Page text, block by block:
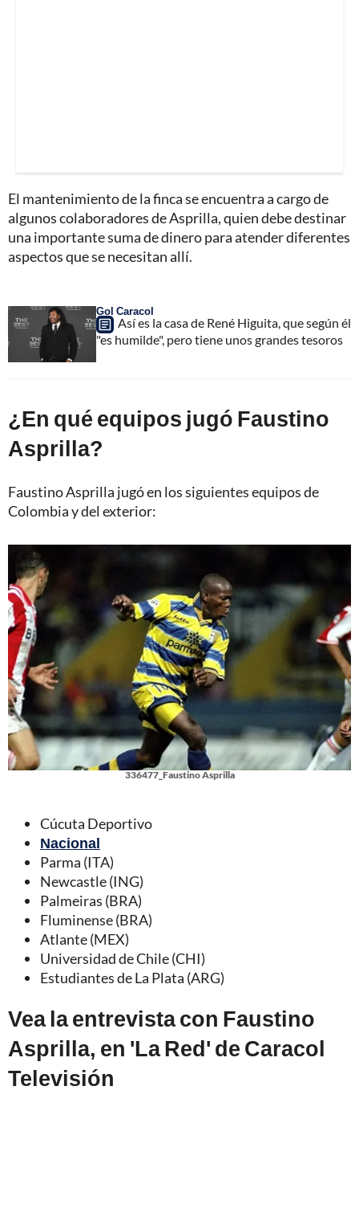
El mantenimiento de la finca se encuentra a cargo de
algunos colaboradores de Asprilla, quien debe destinar
una importante suma de dinero para atender diferentes
aspectos que se necesitan allí.
Gol Caracol
Así es la casa de René Higuita, que según él
"es humilde", pero tiene unos grandes tesoros
¿En qué equipos jugó Faustino
Asprilla?
Faustino Asprilla jugó en los siguientes equipos de
Colombia y del exterior:
336477_Faustino Asprilla
Cúcuta Deportivo
Nacional
Parma (ITA)
Newcastle (ING)
Palmeiras (BRA)
Fluminense (BRA)
Atlante (MEX)
Universidad de Chile (CHI)
Estudiantes de La Plata (ARG)
Vea la entrevista con Faustino
Asprilla, en 'La Red' de Caracol
Televisión